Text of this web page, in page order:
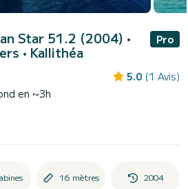
Star 51.2 (2004) •
• Kallithéa
Pro
5.0 (1 Avis)
en ~3h
16 mètres 2004